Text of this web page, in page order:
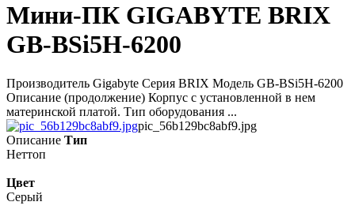
Мини-ПК GIGABYTE BRIX
GB-BSi5H-6200
Производитель Gigabyte Серия BRIX Модель GB-BSi5H-6200
Описание (продолжение) Корпус с установленной в нем
материнской платой. Тип оборудования ...
pic_56b129bc8abf9.jpg
Описание Тип
Неттоп
Цвет
Серый